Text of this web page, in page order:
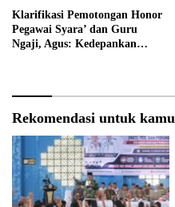
Klarifikasi Pemotongan Honor
Pegawai Syara’ dan Guru
Ngaji, Agus: Kedepankan
Rekomendasi untuk kamu